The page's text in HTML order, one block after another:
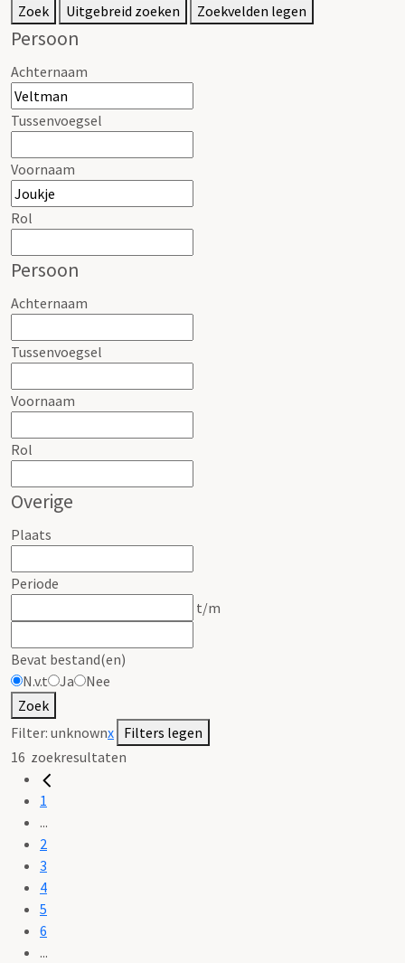
Zoek Uitgebreid zoeken Zoekvelden legen
Persoon
Achternaam
Tussenvoegsel
Voornaam
Rol
Persoon
Achternaam
Tussenvoegsel
Voornaam
Rol
Overige
Plaats
Periode
t/m
Bevat bestand(en)
N.v.t
Ja
Nee
Zoek
Filter: unknownx Filters legen
16 zoekresultaten
1
...
2
3
4
5
6
...